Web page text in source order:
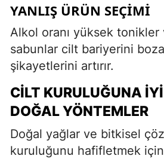
YANLIŞ ÜRÜN SEÇIMI
Alkol oranı yüksek
sabunlar cilt bariyerini
şikayetlerini artırır.
CILT KURULUĞUNA
DOĞAL YÖNTEMLER
Doğal yağlar ve bitkisel
kuruluğunu hafifletmek